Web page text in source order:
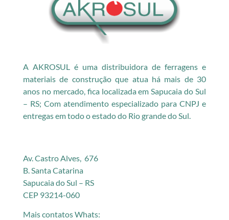
A AKROSUL é uma distribuidora de ferragens e
materiais de construção que atua há mais de 30
anos no mercado, fica localizada em Sapucaia do Sul
– RS; Com atendimento especializado para CNPJ e
entregas em todo o estado do Rio grande do Sul.
Av. Castro Alves, 676
B. Santa Catarina
Sapucaia do Sul – RS
CEP 93214-060
Mais contatos Whats: